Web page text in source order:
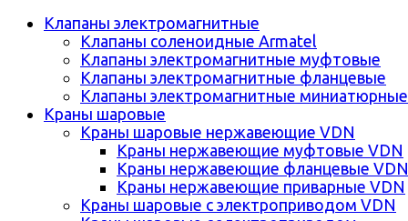
Клапаны электромагнитные
Клапаны соленоидные Armatel
Клапаны электромагнитные муфтовые
Клапаны электромагнитные фланцевые
Клапаны электромагнитные миниатюрные
Краны шаровые
Краны шаровые нержавеющие VDN
Краны нержавеющие муфтовые VDN
Краны нержавеющие фланцевые VDN
Краны нержавеющие приварные VDN
Краны шаровые с электроприводом VDN